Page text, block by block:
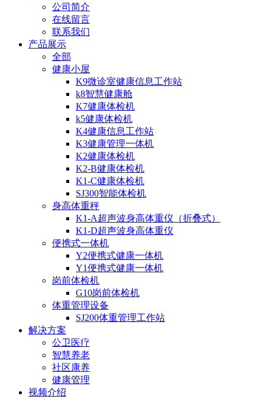
公司简介
在线留言
联系我们
产品展示
全部
健康小屋
K9微诊室健康信息工作站
k8智慧健康舱
K7健康体检机
k5健康体检机
K4健康信息工作站
K3健康管理一体机
K2健康体检机
K2-B健康体检机
K1-C健康体检机
SJ300智能体检机
身高体重秤
K1-A超声波身高体重仪（折叠式）
K1-D超声波身高体重仪
便携式一体机
Y2便携式健康一体机
Y1便携式健康一体机
岗前体检机
G10岗前体检机
体重管理设备
SJ200体重管理工作站
解决方案
公卫医疗
智慧养老
社区康养
健康管理
视频介绍